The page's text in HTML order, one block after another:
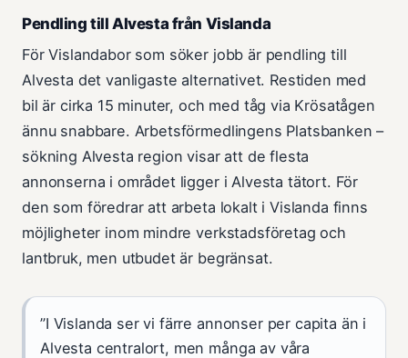
Pendling till Alvesta från Vislanda
För Vislandabor som söker jobb är pendling till
Alvesta det vanligaste alternativet. Restiden med
bil är cirka 15 minuter, och med tåg via Krösatågen
ännu snabbare. Arbetsförmedlingens Platsbanken –
sökning Alvesta region visar att de flesta
annonserna i området ligger i Alvesta tätort. För
den som föredrar att arbeta lokalt i Vislanda finns
möjligheter inom mindre verkstadsföretag och
lantbruk, men utbudet är begränsat.
”I Vislanda ser vi färre annonser per capita än i
Alvesta centralort, men många av våra